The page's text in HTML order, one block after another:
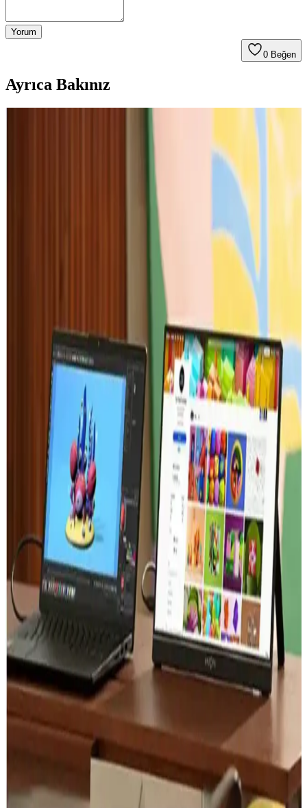
Yorum
0 Beğen
Ayrıca Bakınız
Yoğun Ebeveynler ve Uzaktan Çalışanlar İçin Basit
ve Etkili Teknoloji Çözümleri
Uzaktan çalışan ebeveynler için zaman yönetimini kolaylaştıran
akıllı cihazlar ve yapay zeka destekli uygulamalar, iş ve aile
Zoom ve Elektronik Cihazlar Arasındaki Bağlantı:
Güncel Özellikler ve Kullanım Alanları
Zoom'un yüksek kaliteli iletişim, çoklu platform desteği ve güvenlik
özellikleri, elektronik ve gadget dünyasında vazgeçilmez hale
getiriyor. Bu platform, uzaktan iletişimde yeni standartlar belirliyor.
Dijital Erişim Fırsatları ve Telefonlar İçin Yeni
Teknolojik Gelişmeler
Gelişen teknolojiler sayesinde telefonlar üzerinden yüksek hızlı
internet ve mobil uygulamalarla dijital erişim imkanları artıyor,
yaşam ve iş alanlarında büyük değişiklikler yaşanıyor.
Casper Nirvana C550 Dizüstü Bilgisayar ve Güncel
Teknoloji Trendleri Analizi
Casper Nirvana C550, hafifliği ve performansıyla öne çıkan
taşınabilir bir dizüstü bilgisayar. Güncel teknolojiler ve yapay zeka
destekli platformlarla entegre çalışarak verimliliği artırıyor.
Akıllı Telefon ve Uzak Masaüstü Yazılımları: ToDesk
Özellikleri ve Kullanım Alanları
ToDesk ve benzeri uzak masaüstü yazılımları, hızlı ve güvenilir
erişim sağlayarak uzaktan çalışma ve güvenlik ihtiyaçlarını
karşılıyor. Mobil ve masaüstü entegrasyonu öne çıkıyor.
Akıllı Saatlerin Sağlık Takibinde Rolü ve
Teknolojinin Entegre Gelişmeleri
Akıllı saatler, sağlık verilerini gerçek zamanlı izleyerek yaşam
kalitesini yükseltiyor. Teknolojinin gelişimiyle kişiselleştirilmiş
sağlık çözümleri ve veri güvenliği önem kazanıyor.
Dizüstü Bilgisayarların İş Verimliliğine Katkıları ve
Kullanım İpuçları
Dizüstü bilgisayarlar, mobilite ve güçlü özellikleriyle iş verimliliğini
artırır. Bulut entegrasyonu ve güvenlik önlemleriyle etkin kullanım
Günümüzde Esnek ve Taşınabilir Teknolojilerin Yeri
ve Önemi